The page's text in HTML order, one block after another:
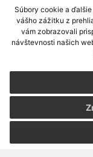
Súbory cookie a
vášho zážitku z
vám zobrazovali
návštevnosti našich
využite možnosť
CMS systém
Vytlačiť